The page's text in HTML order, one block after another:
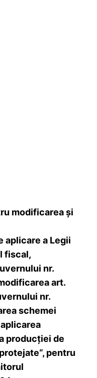
modificarea şi
aplicare a Legii
fiscal,
nr.
art.
nr.
schemei
producţiei de
pentru